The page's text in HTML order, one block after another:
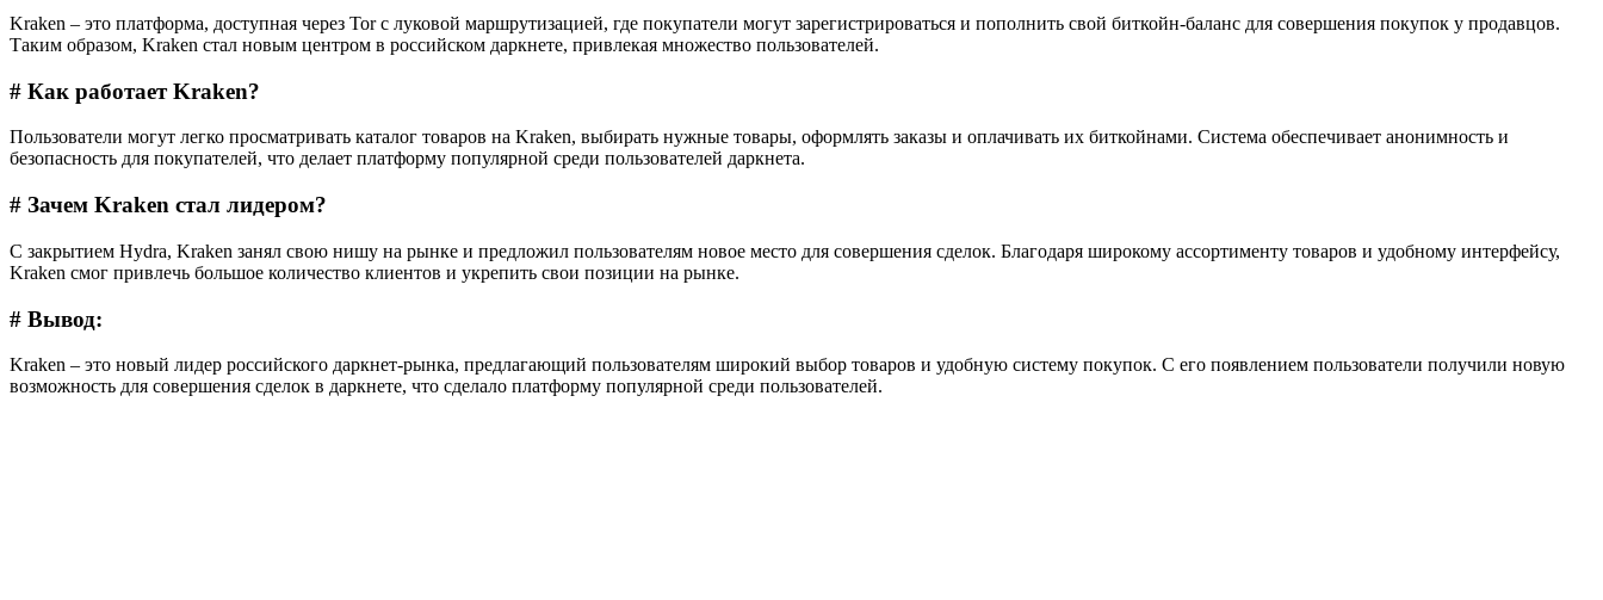
Kraken – это платформа, доступная через Tor с луковой маршрутизацией, где покупатели могут зарегистрироваться и пополнить свой биткойн-баланс для совершения покупок у продавцов.
Таким образом, Kraken стал новым центром в российском даркнете, привлекая множество пользователей.
# Как работает Kraken?
Пользователи могут легко просматривать каталог товаров на Kraken, выбирать нужные товары, оформлять заказы и оплачивать их биткойнами. Система обеспечивает анонимность и
безопасность для покупателей, что делает платформу популярной среди пользователей даркнета.
# Зачем Kraken стал лидером?
С закрытием Hydra, Kraken занял свою нишу на рынке и предложил пользователям новое место для совершения сделок. Благодаря широкому ассортименту товаров и удобному интерфейсу,
Kraken смог привлечь большое количество клиентов и укрепить свои позиции на рынке.
# Вывод:
Kraken – это новый лидер российского даркнет-рынка, предлагающий пользователям широкий выбор товаров и удобную систему покупок. С его появлением пользователи получили новую
возможность для совершения сделок в даркнете, что сделало платформу популярной среди пользователей.